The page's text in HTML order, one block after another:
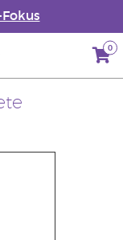
0